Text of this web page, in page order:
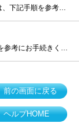
できない場合は こちらをご覧ください。 ...
できない場合は こちらをご覧ください。 ...
前の画面に戻る
ヘルプHOME